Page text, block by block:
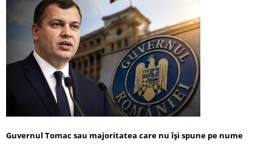
Guvernul Tomac sau majoritatea care nu își spune pe nume